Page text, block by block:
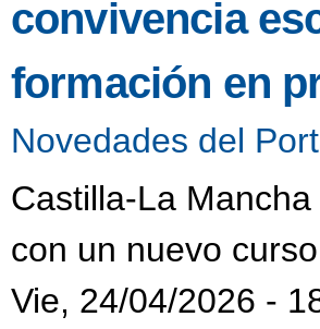
convivencia
formación en
Novedades del
Castilla-La
con un nuevo
Vie, 24/04/2026 -